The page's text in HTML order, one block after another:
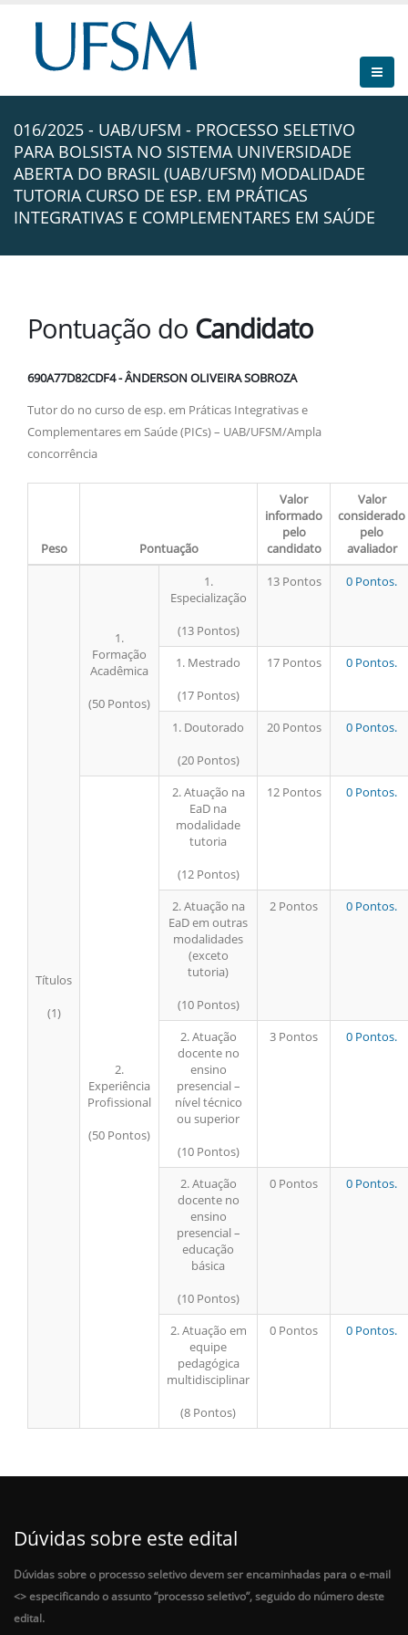
016/2025 - UAB/UFSM - PROCESSO SELETIVO
PARA BOLSISTA NO SISTEMA UNIVERSIDADE
ABERTA DO BRASIL (UAB/UFSM) MODALIDADE
TUTORIA CURSO DE ESP. EM PRÁTICAS
INTEGRATIVAS E COMPLEMENTARES EM SAÚDE
Pontuação do Candidato
690A77D82CDF4 - ÂNDERSON OLIVEIRA SOBROZA
Tutor do no curso de esp. em Práticas Integrativas e
Complementares em Saúde (PICs) – UAB/UFSM/Ampla
concorrência
Peso Pontuação
Valor
informado
pelo
candidato
Valor
considerado
pelo
avaliador
Títulos
(1)
1.
Formação
Acadêmica
(50 Pontos)
1.
Especialização
(13 Pontos)
13 Pontos 0 Pontos.
1. Mestrado
(17 Pontos)
17 Pontos 0 Pontos.
1. Doutorado
(20 Pontos)
20 Pontos 0 Pontos.
2.
Experiência
Profissional
(50 Pontos)
2. Atuação na
EaD na
modalidade
tutoria
(12 Pontos)
12 Pontos 0 Pontos.
2. Atuação na
EaD em outras
modalidades
(exceto
tutoria)
(10 Pontos)
2 Pontos 0 Pontos.
2. Atuação
docente no
ensino
presencial –
nível técnico
ou superior
(10 Pontos)
3 Pontos 0 Pontos.
2. Atuação
docente no
ensino
presencial –
educação
básica
(10 Pontos)
0 Pontos 0 Pontos.
2. Atuação em
equipe
pedagógica
multidisciplinar
(8 Pontos)
0 Pontos 0 Pontos.
Dúvidas sobre este edital
Dúvidas sobre o processo seletivo devem ser encaminhadas para o e-mail
<> especificando o assunto “processo seletivo”, seguido do número deste
edital.